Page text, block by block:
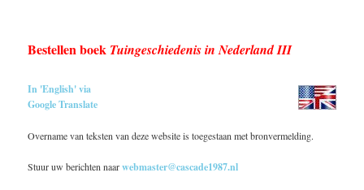
Bestellen boek Tuingeschiedenis in Nederland III
In 'English' via
Google Translate
Overname van teksten van deze website is toegestaan met bronvermelding.
Stuur uw berichten naarwebmaster@cascade1987.nl